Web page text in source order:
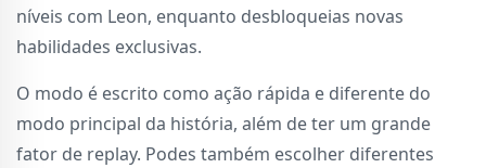
níveis com Leon, enquanto desbloqueias novas
habilidades exclusivas.
O modo é escrito como ação rápida e diferente do
modo principal da história, além de ter um grande
fator de replay. Podes também escolher diferentes